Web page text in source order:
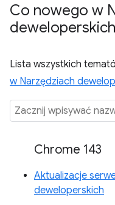
Co nowego w
deweloperskich
Lista wszystkich
w Narzędziach
Chrome 143
Aktualizacje
deweloperskich